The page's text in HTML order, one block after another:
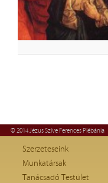
© 2014 Jézus Szíve Ferences Plébánia
Szerzeteseink
Munkatársak
Tanácsadó Testület